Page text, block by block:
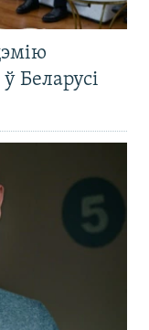
Беларусі